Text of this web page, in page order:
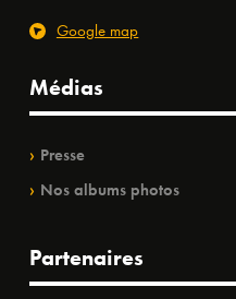
Google map
Médias
Presse
Nos albums photos
Partenaires